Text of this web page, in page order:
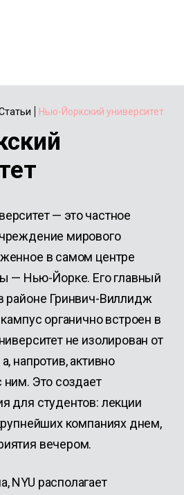
Нью-Йоркский университет
— это частное
мирового
в самом центре
— Нью-Йорке. Его главный
районе Гринвич-Виллидж
органично встроен в
не изолирован от
напротив, активно
ним. Это создает
для студентов: лекции
компаниях днем,
вечером.
NYU располагает